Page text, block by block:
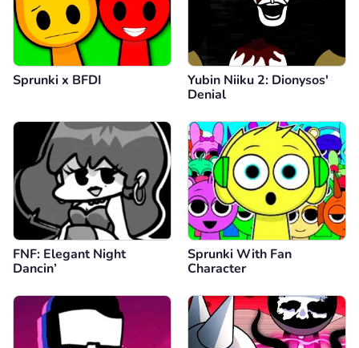
Sprunki x BFDI
Yubin Niiku 2: Dionysos'
Denial
FNF: Elegant Night
Dancin’
Sprunki With Fan
Character